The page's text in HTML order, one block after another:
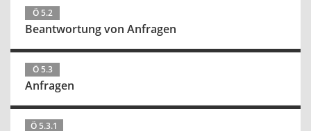
Ö 5.2
Beantwortung von Anfragen
Ö 5.3
Anfragen
Ö 5.3.1